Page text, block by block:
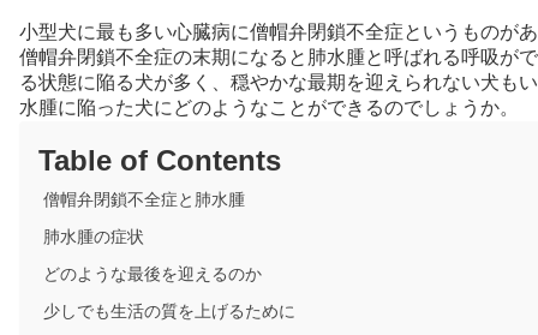
小型犬に最も多い心臓病に僧帽弁閉鎖不全症というものが
僧帽弁閉鎖不全症の末期になると肺水腫と呼ばれる呼吸が
る状態に陥る犬が多く、穏やかな最期を迎えられない犬も
水腫に陥った犬にどのようなことができるのでしょうか。
Table of Contents
僧帽弁閉鎖不全症と肺水腫
肺水腫の症状
どのような最後を迎えるのか
少しでも生活の質を上げるために